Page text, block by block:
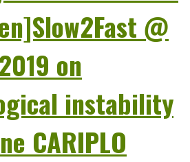
@
on
instability
CARIPLO